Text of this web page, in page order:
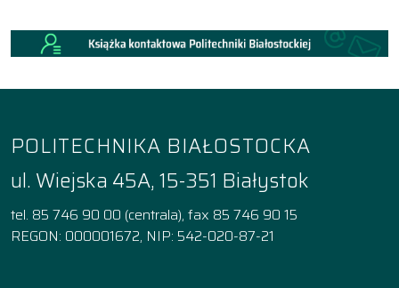
POLITECHNIKA BIAŁOSTOCKA
ul. Wiejska 45A, 15-351 Białystok
tel. 85 746 90 00 (centrala), fax 85 746 90 15
REGON: 000001672, NIP: 542-020-87-21